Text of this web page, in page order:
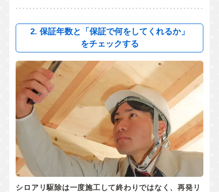
2. 保証年数と「保証で何をしてくれるか」
をチェックする
シロアリ駆除は一度施工して終わりではなく、再発リ